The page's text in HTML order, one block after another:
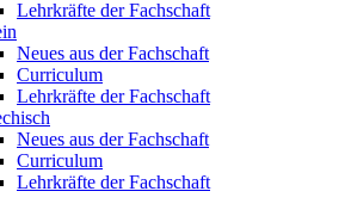
Lehrkräfte der Fachschaft
Neues aus der Fachschaft
Curriculum
Lehrkräfte der Fachschaft
Neues aus der Fachschaft
Curriculum
Lehrkräfte der Fachschaft